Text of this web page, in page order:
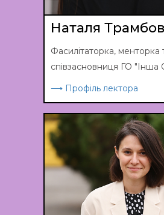
Наталя
Фасилітаторка, менторка
співзасновниця ГО "Інша
⟶ Профіль лектора